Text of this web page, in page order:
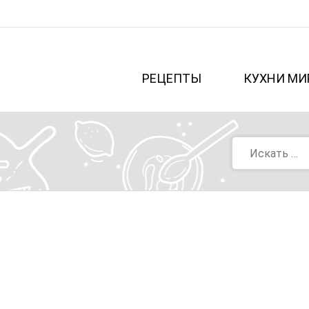
РЕЦЕПТЫ КУХНИ